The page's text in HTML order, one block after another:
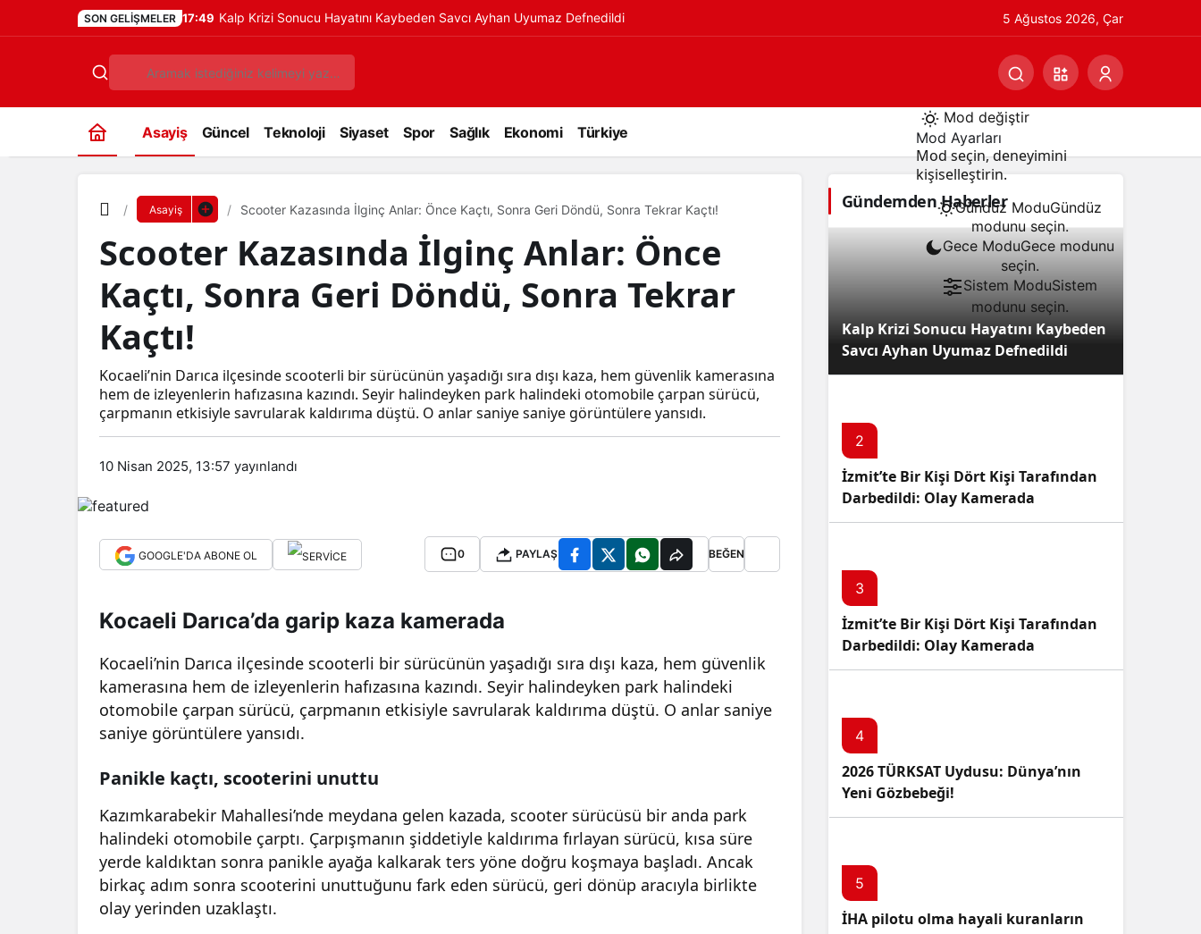
SON GELIŞMELER 17:49 Kalp Krizi Sonucu Hayatını Kaybeden Savcı Ayhan Uyumaz Defnedildi 5 Ağustos 2026, Çar
Asayiş Güncel Teknoloji Siyaset Spor Sağlık Ekonomi Türkiye
Mod değiştir
Mod Ayarları
Mod seçin, deneyimini
kişiselleştirin.
Gündüz ModuGündüz
modunu seçin.
Gece ModuGece modunu
seçin.
Sistem ModuSistem
modunu seçin.
Asayiş Scooter Kazasında İlginç Anlar: Önce Kaçtı, Sonra Geri Döndü, Sonra Tekrar Kaçtı!
Scooter Kazasında İlginç Anlar: Önce
Kaçtı, Sonra Geri Döndü, Sonra Tekrar
Kaçtı!
Kocaeli’nin Darıca ilçesinde scooterli bir sürücünün yaşadığı sıra dışı kaza, hem güvenlik kamerasına
hem de izleyenlerin hafızasına kazındı. Seyir halindeyken park halindeki otomobile çarpan sürücü,
çarpmanın etkisiyle savrularak kaldırıma düştü. O anlar saniye saniye görüntülere yansıdı.
10 Nisan 2025, 13:57 yayınlandı
GOOGLE'DA ABONE OL 0 PAYLAŞ BEĞEN
Kocaeli Darıca’da garip kaza kamerada
Kocaeli’nin Darıca ilçesinde scooterli bir sürücünün yaşadığı sıra dışı kaza, hem güvenlik
kamerasına hem de izleyenlerin hafızasına kazındı. Seyir halindeyken park halindeki
otomobile çarpan sürücü, çarpmanın etkisiyle savrularak kaldırıma düştü. O anlar saniye
saniye görüntülere yansıdı.
Panikle kaçtı, scooterini unuttu
Kazımkarabekir Mahallesi’nde meydana gelen kazada, scooter sürücüsü bir anda park
halindeki otomobile çarptı. Çarpışmanın şiddetiyle kaldırıma fırlayan sürücü, kısa süre
yerde kaldıktan sonra panikle ayağa kalkarak ters yöne doğru koşmaya başladı. Ancak
birkaç adım sonra scooterini unuttuğunu fark eden sürücü, geri dönüp aracıyla birlikte
olay yerinden uzaklaştı.
Gündemden Haberler
Kalp Krizi Sonucu Hayatını Kaybeden
Savcı Ayhan Uyumaz Defnedildi
2
İzmit’te Bir Kişi Dört Kişi Tarafından
Darbedildi: Olay Kamerada
3
İzmit’te Bir Kişi Dört Kişi Tarafından
Darbedildi: Olay Kamerada
4
2026 TÜRKSAT Uydusu: Dünya’nın
Yeni Gözbebeği!
5
İHA pilotu olma hayali kuranların